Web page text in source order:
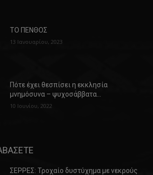
ΤΟ ΠΕΝΘΟΣ
13 Ιανουαρίου, 2023
Πότε έχει θεσπίσει η εκκλησία
μνημόσυνα – ψυχοσάββατα…
10 Ιουνίου, 2022
ΣΕΡΡΕΣ: Τροχαίο δυστύχημα με νεκρούς